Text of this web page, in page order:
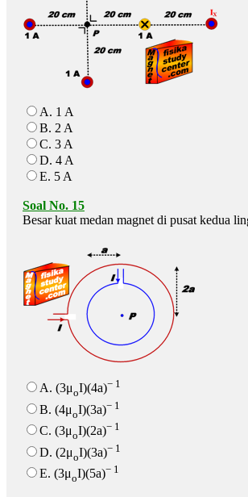
A. 1 A
B. 2 A
C. 3 A
D. 4 A
E. 5 A
Soal No. 15
Besar kuat medan magnet di pusat kedua
A. (3μoI)(4a)− 1
B. (4μoI)(3a)− 1
C. (3μoI)(2a)− 1
D. (2μoI)(3a)− 1
E. (3μoI)(5a)− 1